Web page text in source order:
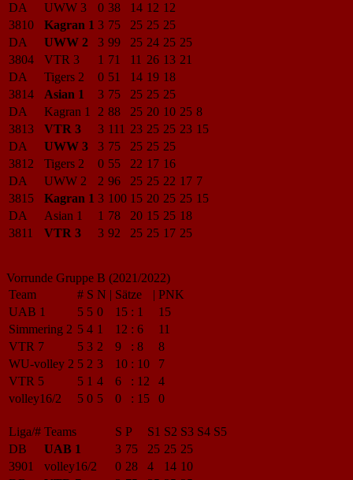
DA
UWW 3 0 38 14 12 12
3810
Kagran 1 3 75 25 25 25
DA
UWW 2 3 99 25 24 25 25
3804
VTR 3 1 71 11 26 13 21
DA
Tigers 2 0 51 14 19 18
3814
Asian 1 3 75 25 25 25
DA
Kagran 1 2 88 25 20 10 25 8
3813
VTR 3 3 111 23 25 25 23 15
DA
UWW 3 3 75 25 25 25
3812
Tigers 2 0 55 22 17 16
DA
UWW 2 2 96 25 25 22 17 7
3815
Kagran 1 3 100 15 20 25 25 15
DA
Asian 1 1 78 20 15 25 18
3811
VTR 3 3 92 25 25 17 25
Vorrunde Gruppe B (2021/2022)
Team
# S N | Sätze | PNK
UAB 1
5 5 0 15 : 1
15
Simmering 2 5 4 1 12 : 6
11
VTR 7
5 3 2 9 : 8
8
WU-volley 2 5 2 3 10 : 10
7
VTR 5
5 1 4 6 : 12
4
volley16/2
5 0 5 0 : 15 0
Liga/# Teams S P S1 S2 S3 S4 S5
DB
UAB 1 3 75 25 25 25
3901
volley16/2 0 28 4 14 10